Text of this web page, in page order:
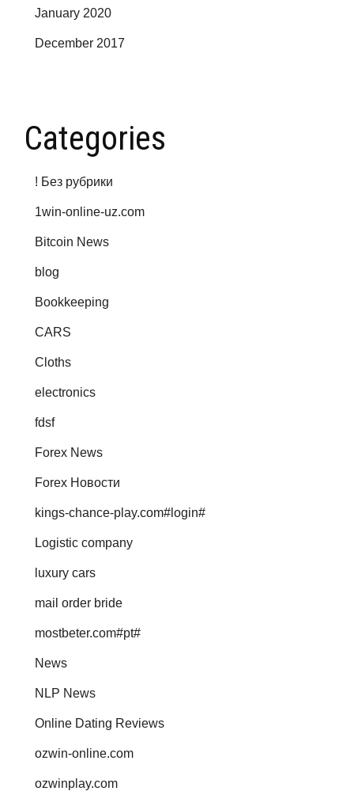
January 2020
December 2017
Categories
! Без рубрики
1win-online-uz.com
Bitcoin News
blog
Bookkeeping
CARS
Cloths
electronics
fdsf
Forex News
Forex Новости
kings-chance-play.com#login#
Logistic company
luxury cars
mail order bride
mostbeter.com#pt#
News
NLP News
Online Dating Reviews
ozwin-online.com
ozwinplay.com